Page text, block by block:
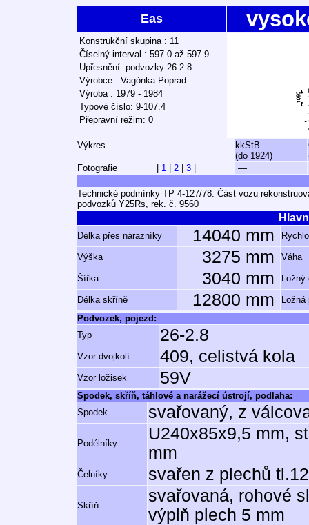
Eas
Konstrukční skupina : 11
Číselný interval : 597 0 až 597 9
Upřesnění: podvozky 26-2.8
Výrobce : Vagónka Poprad
Výroba : 1979 - 1984
Typové číslo: 9-107.4
Přepravní režim: 0
Výkres
kkStB
(do 1924)
Fotografie
1 2 3 —
Technické podmínky TP 4-127/78. Část vozu
podvozků Y25Rs, rek. č. 9560
Délka přes nárazníky 14040 mm
Výška 3275 mm Váha
Šířka 3040 mm Ložný
Délka skříně 12800 mm
Ložná
Podvozek, pojezd:
Typ
26-2.8
Vzor dvojkolí 409, celistvá kola
Vzor ložisek 59V
Spodek, skříň, táhlové a narážecí ústrojí, podlaha:
Spodek
svařovaný, z
Podélníky
U240x85x9,5 mm,
mm
Čelníky svařen z plechů
Skříň
svařovaná, rohové
výplň plech 5 mm